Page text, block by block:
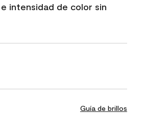
intensidad de color sin
Guía de brillos